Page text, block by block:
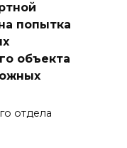
попытка
объекта
отдела